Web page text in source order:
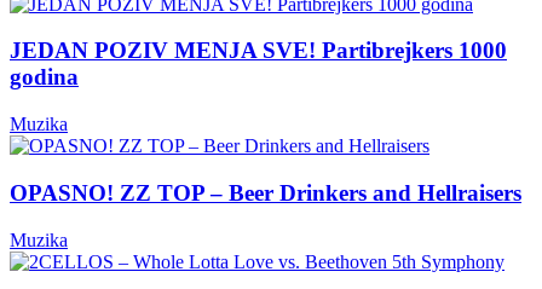
JEDAN POZIV MENJA SVE! Partibrejkers 1000
godina
Muzika
OPASNO! ZZ TOP – Beer Drinkers and Hellraisers
Muzika